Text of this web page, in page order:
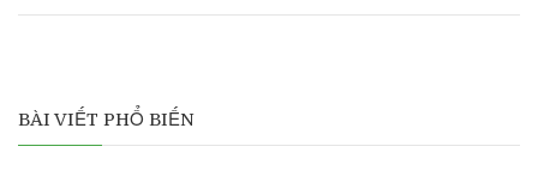
BÀI VIẾT PHỔ BIẾN